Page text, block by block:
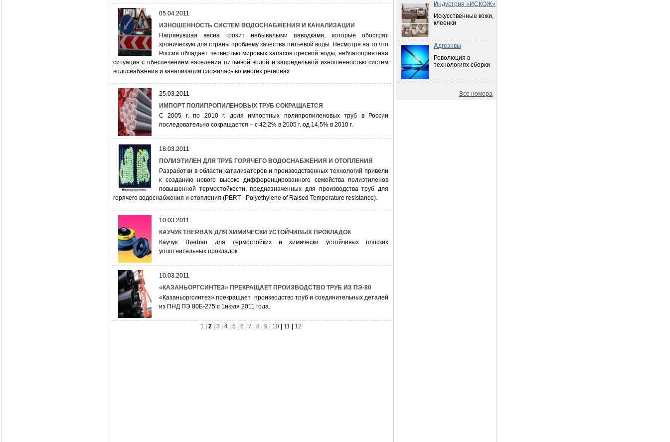
05.04.2011
ИЗНОШЕННОСТЬ СИСТЕМ ВОДОСНАБЖЕНИЯ И КАНАЛИЗАЦИИ
Нагрянувшая весна грозит небывалыми паводками, которые обострят
хроническую для страны проблему качества питьевой воды. Несмотря на то что
Россия обладает четвертью мировых запасов пресной воды, неблагоприятная
ситуация с обеспечением населения питьевой водой и запредельной изношенностью систем
водоснабжения и канализации сложилась во многих регионах.
25.03.2011
ИМПОРТ ПОЛИПРОПИЛЕНОВЫХ ТРУБ СОКРАЩАЕТСЯ
С 2005 г. по 2010 г. доля импортных полипропиленовых труб в России
последовательно сокращается – с 42,2% в 2005 г. од 14,5% в 2010 г.
18.03.2011
ПОЛИЭТИЛЕН ДЛЯ ТРУБ ГОРЯЧЕГО ВОДОСНАБЖЕНИЯ И ОТОПЛЕНИЯ
Разработки в области катализаторов и производственных технологий привели
к созданию нового высоко дифференцированного семейства полиэтиленов
повышенной термостойкости, предназначенных для производства труб для
горячего водоснабжения и отопления (PERT - Polyethylene of Raised Temperature resistance).
10.03.2011
КАУЧУК THERBAN ДЛЯ ХИМИЧЕСКИ УСТОЙЧИВЫХ ПРОКЛАДОК
Каучук Therban для термостойких и химически устойчивых плоских
уплотнительных прокладок.
10.03.2011
«КАЗАНЬОРГСИНТЕЗ» ПРЕКРАЩАЕТ ПРОИЗВОДСТВО ТРУБ ИЗ ПЭ-80
«Казаньоргсинтез» прекращает производство труб и соединительных деталей
из ПНД ПЭ 80Б-275 с 1июля 2011 года.
1 2| 3 4| 5 6 7 8 9 10| 11 12
Индустрия «ИСКОЖ»
Искусственные кожи,
клеенки
Адгезивы
Революция в
технологиях сборки
Все номера